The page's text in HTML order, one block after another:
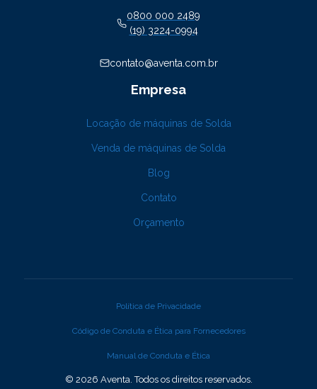
0800 000 2489
(19) 3224-0994
contato@aventa.com.br
Empresa
Locação de máquinas de Solda
Venda de máquinas de Solda
Blog
Contato
Orçamento
© 2026 Aventa. Todos os direitos reservados.
Política de Privacidade
Código de Conduta e Ética para Fornecedores
Manual de Conduta e Ética